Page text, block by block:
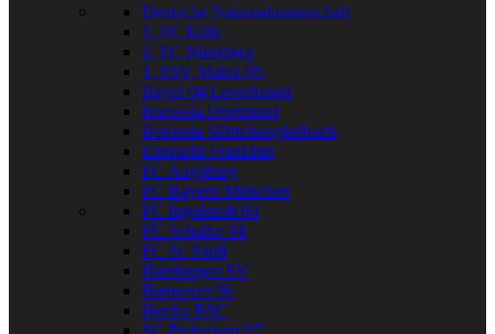
Deutsche Nationalmannschaft
1. FC Köln
1. FC Nürnberg
1. FSV Mainz 05
Bayer 04 Leverkusen
Borussia Dortmund
Borussia Mönchengladbach
Eintracht Frankfurt
FC Augsburg
FC Bayern München
FC Ingolstadt 04
FC Schalke 04
FC St. Pauli
Hamburger SV
Hannover 96
Hertha BSC
SC Paderborn 07